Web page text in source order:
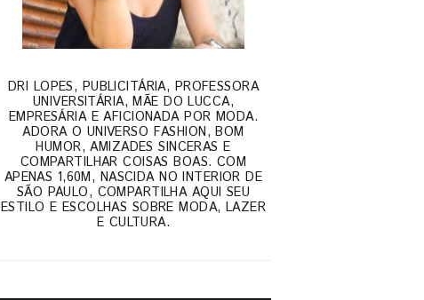
DRI LOPES, PUBLICITÁRIA, PROFESSORA
UNIVERSITÁRIA, MÃE DO LUCCA,
EMPRESÁRIA E AFICIONADA POR MODA.
ADORA O UNIVERSO FASHION, BOM
HUMOR, AMIZADES SINCERAS E
COMPARTILHAR COISAS BOAS. COM
APENAS 1,60M, NASCIDA NO INTERIOR DE
SÃO PAULO, COMPARTILHA AQUI SEU
ESTILO E ESCOLHAS SOBRE MODA, LAZER
E CULTURA.